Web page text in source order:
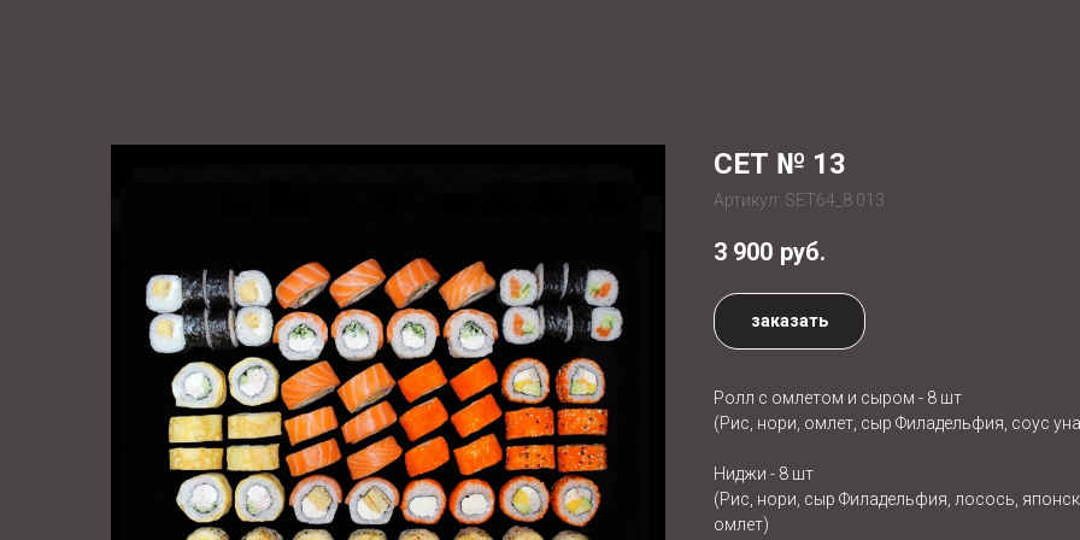
СЕТ № 13
Артикул: SET64_8 013
3 900 руб.
заказать
Ролл с омлетом и сыром - 8 шт
(Рис, нори, омлет, сыр Филадельфия, соус
Ниджи - 8 шт
(Рис, нори, сыр Филадельфия, лосось,
омлет)